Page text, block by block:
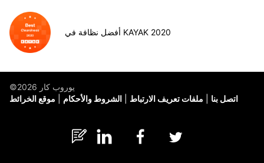
أفضل نظافة في KAYAK 2020
©يوروب كار 2026
موقع الخرائط
الشروط والأحكام ملفات تعريف الارتباط اتصل بنا